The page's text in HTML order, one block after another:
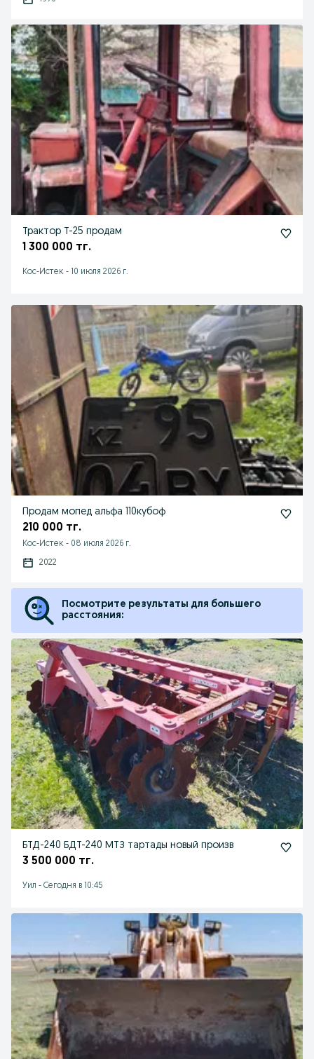
Трактор Т-25 продам
1 300 000 тг.
Кос-Истек - 10 июля 2026 г.
Продам мопед альфа 110кубоф
210 000 тг.
Кос-Истек - 08 июля 2026 г.
2022
Посмотрите результаты для большего
расстояния:
БТД-240 БДТ-240 МТЗ тартады новый произв
3 500 000 тг.
Уил - Сегодня в 10:45